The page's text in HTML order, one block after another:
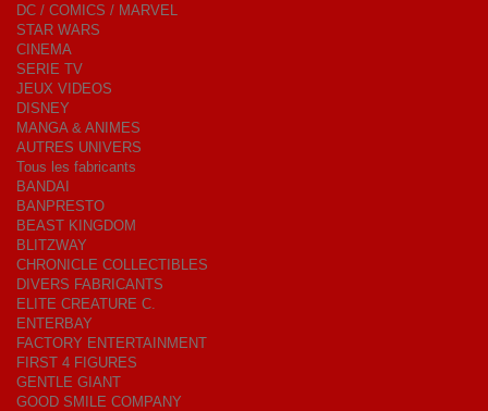
DC / COMICS / MARVEL
STAR WARS
CINEMA
SERIE TV
JEUX VIDEOS
DISNEY
MANGA & ANIMES
AUTRES UNIVERS
Tous les fabricants
BANDAI
BANPRESTO
BEAST KINGDOM
BLITZWAY
CHRONICLE COLLECTIBLES
DIVERS FABRICANTS
ELITE CREATURE C.
ENTERBAY
FACTORY ENTERTAINMENT
FIRST 4 FIGURES
GENTLE GIANT
GOOD SMILE COMPANY